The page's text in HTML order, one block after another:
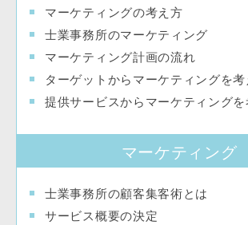
マーケティングの考え方
士業事務所のマーケティング
マーケティング計画の流れ
ターゲットからマーケティングを考
提供サービスからマーケティング
マーケティング
士業事務所の顧客集客術とは
サービス概要の決定